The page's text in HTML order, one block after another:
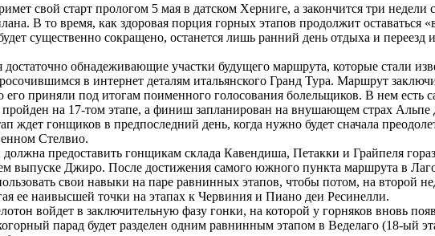
свой старт прологом 5 мая в датском Херниге, а закончится три недели
В то время, как здоровая порция горных этапов продолжит оставаться
существенно сокращено, останется лишь ранний день отдыха и
обнадеживающие участки будущего маршрута, которые стали
в интернет деталям итальянского Гранд Тура. Маршрут
его приняли под итогам поименного голосования болельщиков. В нем есть
на 17-том этапе, а финиш запланирован на внушающем страх
ждет гонщиков в предпоследний день, когда нужно будет сначала
Стелвио.
предоставить гонщикам склада Кавендиша, Петакки и Грайпеля
выпуске Джиро. После достижения самого южного пункта маршрута в
свои навыки на паре равнинных этапов, чтобы потом, на второй
ее наивысшей точки на этапах к Червиния и Пиано деи Ресинелли.
войдет в заключительную фазу гонки, на которой у горняков вновь
парад будет разделен одним равнинным этапом в Веделаго (18-ый